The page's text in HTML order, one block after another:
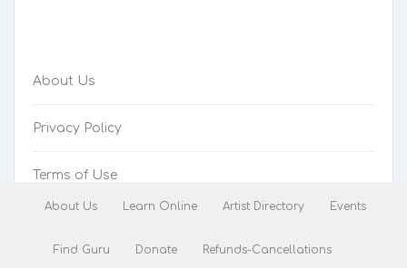
About Us
Privacy Policy
Terms of Use
About Us Learn Online Artist Directory Events
Find Guru Donate Refunds-Cancellations